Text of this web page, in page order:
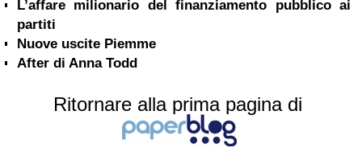
L’affare milionario del finanziamento pubblico ai
partiti
Nuove uscite Piemme
After di Anna Todd
Ritornare alla prima pagina di